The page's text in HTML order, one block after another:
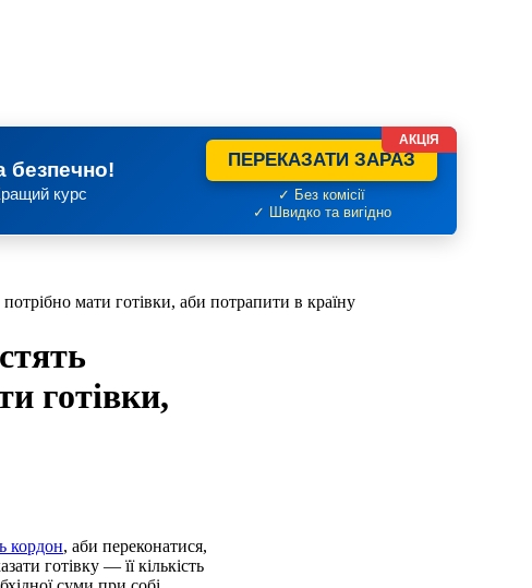
безпечно!
курс
ПЕРЕКАЗАТИ ЗАРАЗ
✓ Без комісії
✓ Швидко та вигідно
АКЦІЯ
мати готівки, аби потрапити в країну
готівки,
кордон, аби переконатися,
готівку — її кількість